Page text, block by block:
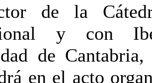
de la
y con
de
en el acto